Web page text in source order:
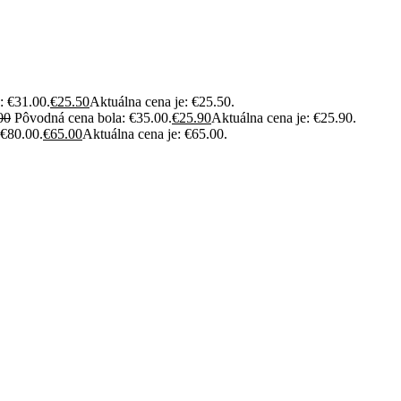
€31.00.€25.50Aktuálna cena je: €25.50.
Pôvodná cena bola: €35.00.€25.90Aktuálna cena je: €25.90.
€65.00Aktuálna cena je: €65.00.